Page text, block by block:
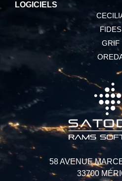
LOGICIELS
FIDES
GRIF
58 AVENUE
33700